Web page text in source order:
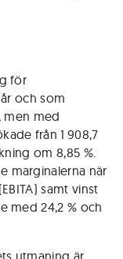
för
och som
men med
från 1 908,7
om 8,85 %.
marginalerna när
samt vinst
med 24,2 % och
utmaning är